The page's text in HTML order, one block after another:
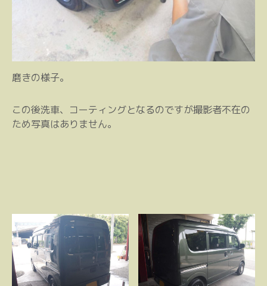
磨きの様子。
この後洗車、コーティングとなるのですが撮影者不在の
ため写真はありません。